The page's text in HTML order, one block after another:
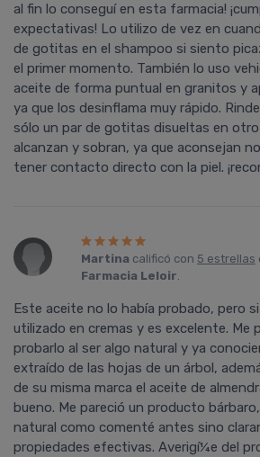
al fin lo conseguí­ en esta farmacia!
expectativas! Lo utilizo de vez en
de gotitas en el shampoo si siento
el primer momento. También lo uso
aceite de forma puntual en granitos y
ya que los desinflama muy rápido.
sólo un par de gotitas disueltas en
alcanzan y sobran, ya que aconsejan
tener contacto directo con la piel.
Martina calificó con 5 estrellas
Farmacia Leloir.
Este aceite no lo habí­a probado, pero
utilizado en cremas y es excelente. Me
probarlo al ser algo natural y ya
extraí­do de las hojas de un árbol,
de su misma marca el aceite de
bueno. Me pareció un producto
natural como comenté antes sino
propiedades efectivas. Averigí¼e del